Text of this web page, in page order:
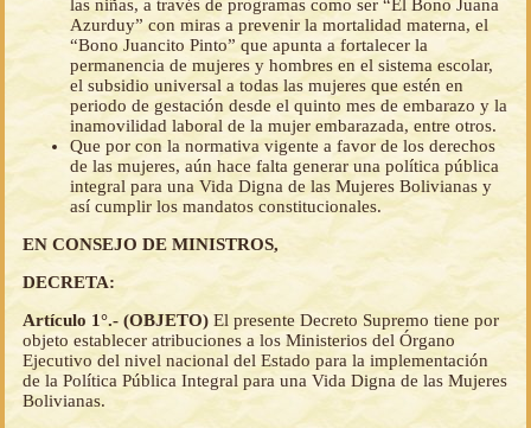
las niñas, a través de programas como ser “El Bono Juana
Azurduy” con miras a prevenir la mortalidad materna, el
“Bono Juancito Pinto” que apunta a fortalecer la
permanencia de mujeres y hombres en el sistema escolar,
el subsidio universal a todas las mujeres que estén en
periodo de gestación desde el quinto mes de embarazo y la
inamovilidad laboral de la mujer embarazada, entre otros.
Que por con la normativa vigente a favor de los derechos
de las mujeres, aún hace falta generar una política pública
integral para una Vida Digna de las Mujeres Bolivianas y
así cumplir los mandatos constitucionales.
EN CONSEJO DE MINISTROS,
DECRETA:
Artículo 1°.- (OBJETO) El presente Decreto Supremo tiene por
objeto establecer atribuciones a los Ministerios del Órgano
Ejecutivo del nivel nacional del Estado para la implementación
de la Política Pública Integral para una Vida Digna de las Mujeres
Bolivianas.